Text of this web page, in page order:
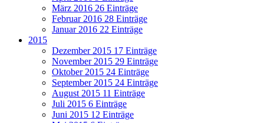
März 2016 26 Einträge
Februar 2016 28 Einträge
Januar 2016 22 Einträge
2015
Dezember 2015 17 Einträge
November 2015 29 Einträge
Oktober 2015 24 Einträge
September 2015 24 Einträge
August 2015 11 Einträge
Juli 2015 6 Einträge
Juni 2015 12 Einträge